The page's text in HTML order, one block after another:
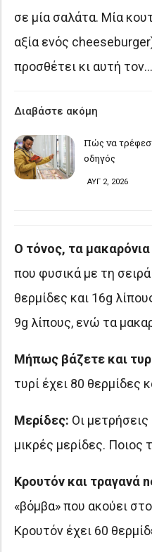
σε μία σαλάτα. Μία
αξία ενός
προσθέτει κι αυτή
Διαβάστε ακόμη
Πώς να
οδηγός
ΑΥΓ 2, 2026
Ο τόνος, τα
που φυσικά με τη
θερμίδες και 16g
9g λίπους, ενώ τα
Μήπως βάζετε και
τυρί έχει 80 θερμίδες
Μερίδες: Oι
μικρές μερίδες. Ποιος
Κρουτόν και τραγανά
«βόμβα» που ακούει
Κρουτόν έχει 60